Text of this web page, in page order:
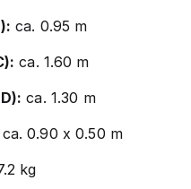
ca. 0.95 m
ca. 1.60 m
ca. 1.30 m
ca. 0.90 x 0.50 m
kg